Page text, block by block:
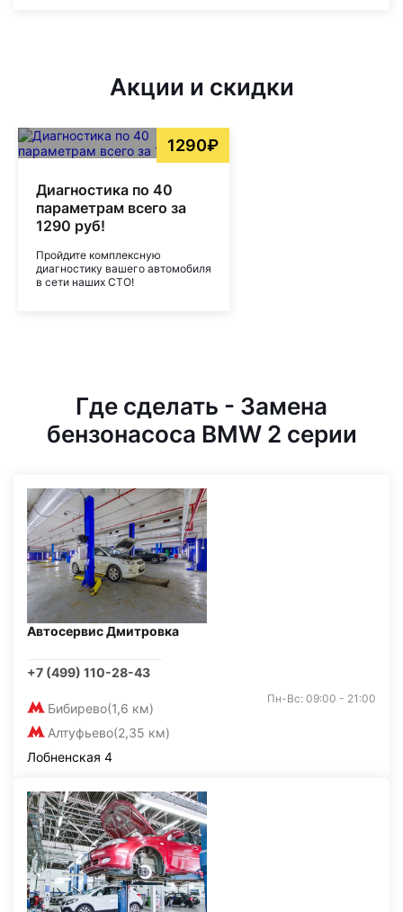
Акции и скидки
1290₽
Диагностика по 40
параметрам всего за
1290 руб!
Пройдите комплексную
диагностику вашего автомобиля
в сети наших СТО!
Где сделать - Замена
бензонасоса BMW 2 серии
Автосервис Дмитровка
+7 (499) 110-28-43
Бибирево(1,6 км)
Алтуфьево(2,35 км)
Пн-Вс: 09:00 - 21:00
Лобненская 4